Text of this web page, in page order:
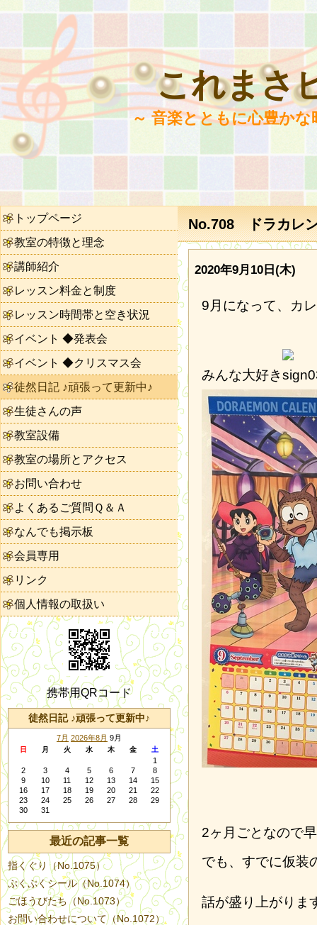
これまさ
～ 音楽とともに心豊か
No.708 ドラカレ
2020年9月10日(木)
9月になって、カ
みんな大好き
2ヶ月ごとなので
でも、すでに仮装
話が盛り上がりま
トップページ
教室の特徴と理念
講師紹介
レッスン料金と制度
レッスン時間帯と空き状況
イベント ◆発表会
イベント ◆クリスマス会
徒然日記 ♪頑張って更新中♪
生徒さんの声
教室設備
教室の場所とアクセス
お問い合わせ
よくあるご質問Ｑ＆Ａ
なんでも掲示板
会員専用
リンク
個人情報の取扱い
携帯用QRコード
徒然日記 ♪頑張って更新中♪
7月 2026年8月 9月
日 月 火 水 木 金 土
1
2
3 4 5 6 7
8
9
10 11 12 13 14
15
16
17 18 19 20 21
22
23
24 25 26 27 28
29
30
31
最近の記事一覧
指くぐり（No.1075）
ぷくぷくシール（No.1074）
ごほうびたち（No.1073）
お問い合わせについて（No.1072）